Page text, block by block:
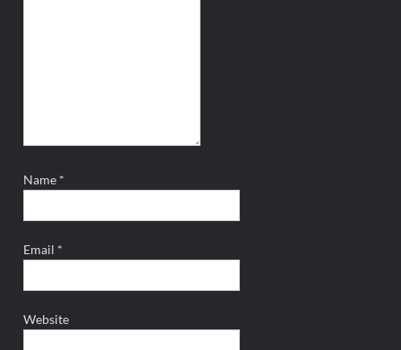
Name *
Email *
Website